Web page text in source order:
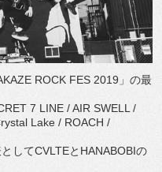
ROCK FES 2019」の最
7 LINE / AIR SWELL /
Lake / ROACH /
してCVLTEとHANABOBIの